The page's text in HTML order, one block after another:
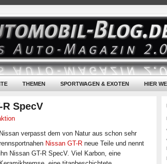
THEMEN SPORTWAGEN & EXOTEN HIER
SpecV
Nissan verpasst dem von Natur aus schon sehr
Nissan GT-R neue Teile und nennt
Nissan GT-R SpecV. Viel Karbon, eine